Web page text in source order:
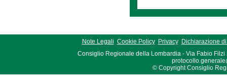
Note Legali Cookie Policy Privacy
Dichiarazione
Consiglio Regionale della Lombardia - Via Fabio Filzi
© Copyright Consiglio